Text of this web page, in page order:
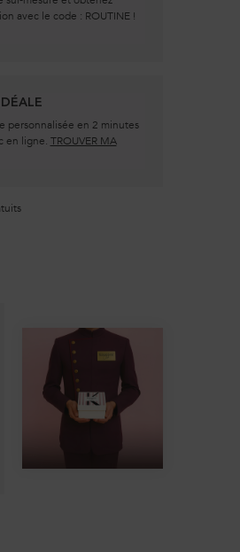
avec le code : ROUTINE !
personnalisée en 2 minutes
en ligne. TROUVER MA